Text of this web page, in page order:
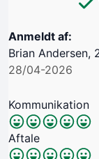
Anmeldt af:
Brian Andersen,
28/04-2026
Kommunikation
Aftale